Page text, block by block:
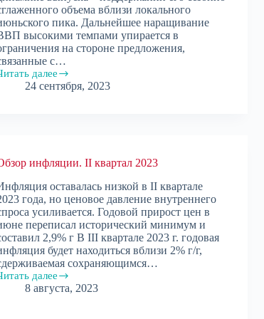
объема вблизи локального
пика. Дальнейшее наращивание
высокими темпами упирается в
на стороне предложения,
с…
далее
24 сентября, 2023
инфляции. II квартал 2023
оставалась низкой в II квартале
года, но ценовое давление внутреннего
усиливается. Годовой прирост цен в
переписал исторический минимум и
2,9% г В III квартале 2023 г. годовая
будет находиться вблизи 2% г/г,
сохраняющимся…
далее
8 августа, 2023